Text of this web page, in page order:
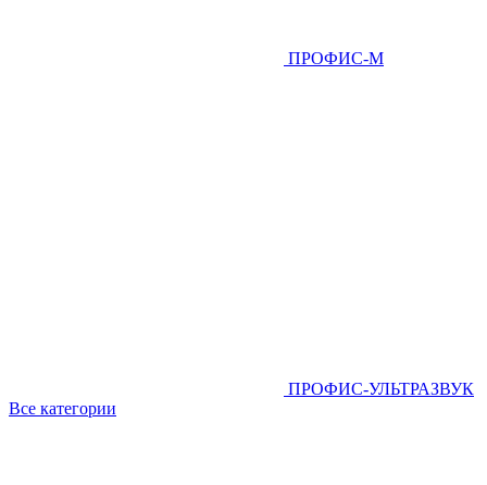
ПРОФИС-М
ПРОФИС-УЛЬТРАЗВУК
Все категории